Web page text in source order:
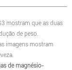
mostram que as duas
de peso.
imagens mostram
de magnésio-